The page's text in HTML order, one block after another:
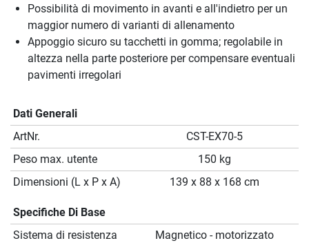
Possibilità di movimento in avanti e all'indietro per un
maggior numero di varianti di allenamento
Appoggio sicuro su tacchetti in gomma; regolabile in
altezza nella parte posteriore per compensare eventuali
pavimenti irregolari
Dati Generali
ArtNr.
CST-EX70-5
Peso max. utente
150 kg
Dimensioni (L x P x A)
139 x 88 x 168 cm
Specifiche Di Base
Sistema di resistenza
Magnetico - motorizzato